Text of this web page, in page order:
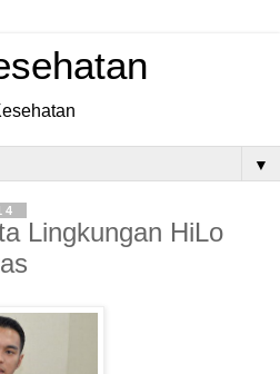
▼
Lingkungan HiLo